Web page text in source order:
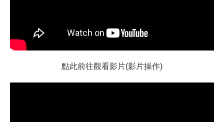
點此前往觀看影片(影片操作)